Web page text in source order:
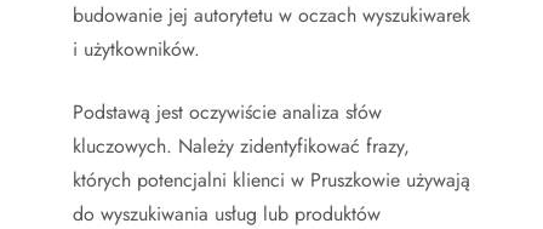
budowanie jej autorytetu w oczach wyszukiwarek
i użytkowników.
Podstawą jest oczywiście analiza słów
kluczowych. Należy zidentyfikować frazy,
których potencjalni klienci w Pruszkowie używają
do wyszukiwania usług lub produktów